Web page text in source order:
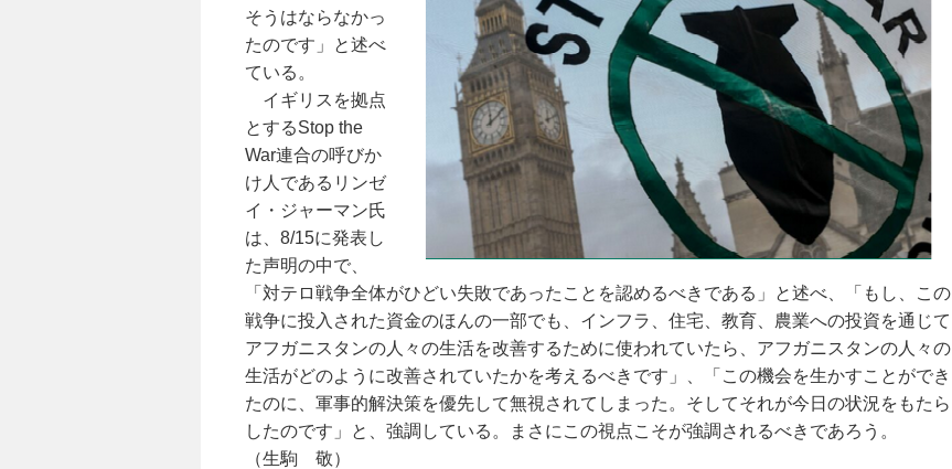
そうはならなかっ
たのです」と述べ
ている。
イギリスを拠点
とするStop the
War連合の呼びか
け人であるリンゼ
イ・ジャーマン氏
は、8/15に発表し
た声明の中で、
「対テロ戦争全体がひどい失敗であったことを認めるべきである」と述べ、「もし、この
戦争に投入された資金のほんの一部でも、インフラ、住宅、教育、農業への投資を通じて
アフガニスタンの人々の生活を改善するために使われていたら、アフガニスタンの人々の
生活がどのように改善されていたかを考えるべきです」、「この機会を生かすことができ
たのに、軍事的解決策を優先して無視されてしまった。そしてそれが今日の状況をもたら
したのです」と、強調している。まさにこの視点こそが強調されるべきであろう。
（生駒 敬）